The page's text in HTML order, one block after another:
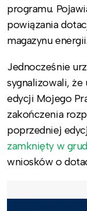
programu.
powiązania
magazynu energii.
Jednocześnie
sygnalizowali,
edycji Mojego
zakończenia
poprzedniej
zamknięty w
wniosków o